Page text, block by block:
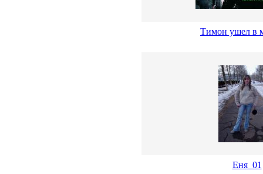
Тимон ушел в
Еня_01